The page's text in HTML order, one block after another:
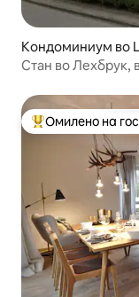
Кондоминиум во
Стан во Лехбрук,
МеѓуОмилено на